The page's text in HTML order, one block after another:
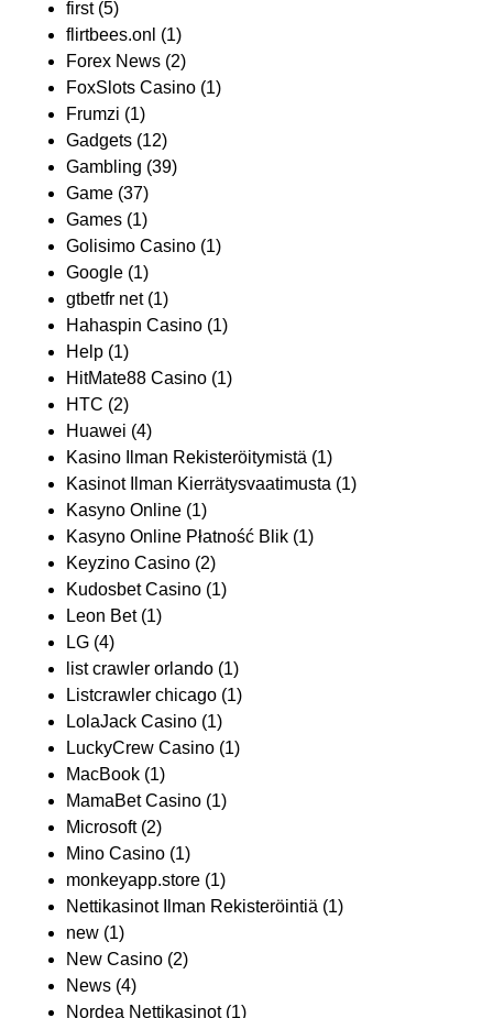
first(5)
flirtbees.onl (1)
Forex News (2)
FoxSlots Casino (1)
Frumzi (1)
Gadgets (12)
Gambling (39)
Game (37)
Games (1)
Golisimo Casino (1)
Google (1)
gtbetfr net(1)
Hahaspin Casino (1)
Help (1)
HitMate88 Casino (1)
HTC (2)
Huawei (4)
Kasino Ilman Rekisteröitymistä (1)
Kasinot Ilman Kierrätysvaatimusta (1)
Kasyno Online (1)
Kasyno Online Płatność Blik (1)
Keyzino Casino (2)
Kudosbet Casino (1)
Leon Bet(1)
LG (4)
list crawler orlando (1)
Listcrawler chicago (1)
LolaJack Casino (1)
LuckyCrew Casino (1)
MacBook (1)
MamaBet Casino (1)
Microsoft(2)
Mino Casino (1)
monkeyapp.store (1)
Nettikasinot Ilman Rekisteröintiä (1)
new (1)
New Casino (2)
News (4)
Nordea Nettikasinot(1)